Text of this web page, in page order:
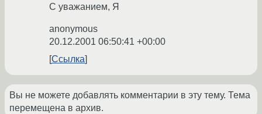
С уважанием, Я
anonymous
20.12.2001 06:50:41 +00:00
Ссылка
Вы не можете добавлять комментарии в эту тему. Тема
перемещена в архив.